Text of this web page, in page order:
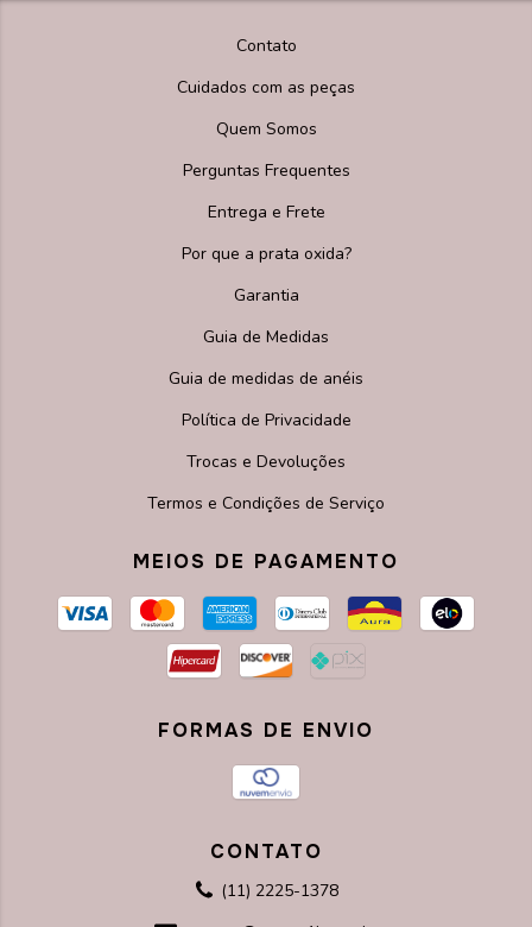
Contato
Cuidados com as peças
Quem Somos
Perguntas Frequentes
Entrega e Frete
Por que a prata oxida?
Garantia
Guia de Medidas
Guia de medidas de anéis
Política de Privacidade
Trocas e Devoluções
Termos e Condições de Serviço
MEIOS DE PAGAMENTO
FORMAS DE ENVIO
CONTATO
(11) 2225-1378